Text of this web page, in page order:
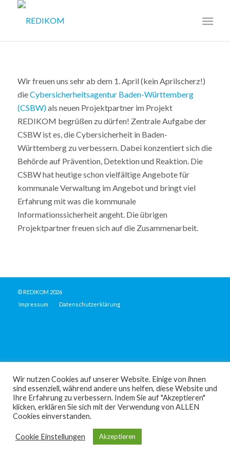
Wir freuen uns sehr ab dem 1. April (kein Aprilscherz!)
dieCybersicherheitsagentur Baden-Württemberg
(CSBW)als neuen Projektpartner im Projekt
REDIKOM begrüßen zu dürfen! Zentrale Aufgabe der
CSBW ist es, die Cybersicherheit in Baden-
Württemberg zu verbessern. Dabei konzentiert sich die
Behörde auf Prävention, Detektion und Reaktion. Die
CSBW hat heutige schon vielfältige Angebote für
kommunale Verwaltung im Angebot und bringt viel
Erfahrung mit was die kommunale
Informationssicherheit angeht. Die übrigen
Projektpartner freuen sich auf die Zusammenarbeit.
© REDIKOM 2026
Impressum
Datenschutzerklärung
Wir nutzen Cookies auf unserer Website. Einige von ihnen
sind essenziell, während andere uns helfen, diese Website und
Ihre Erfahrung zu verbessern. Indem Sie auf "Akzeptieren"
klicken, erklären Sie sich mit der Verwendung von ALLEN
Cookies einverstanden.
Cookie Einstellungen Akzeptieren